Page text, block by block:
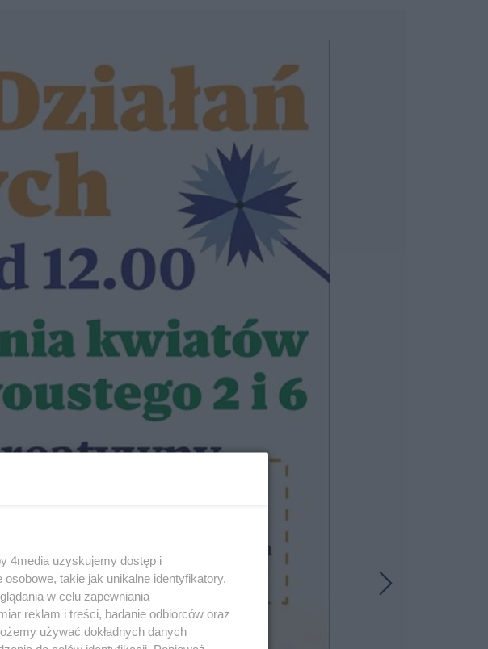
4media uzyskujemy dostęp i
takie jak unikalne identyfikatory,
w celu zapewniania
reklam i treści, badanie odbiorców oraz
używać dokładnych danych